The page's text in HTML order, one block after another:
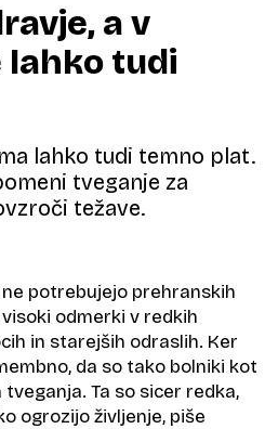
a v
lahko tudi
lahko tudi temno plat.
tveganje za
težave.
potrebujejo prehranskih
odmerki v redkih
in starejših odraslih. Ker
da so tako bolniki kot
Ta so sicer redka,
ogrozijo življenje, piše